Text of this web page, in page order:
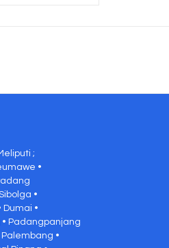
;
•
•
Dumai •
• Padangpanjang
Palembang •